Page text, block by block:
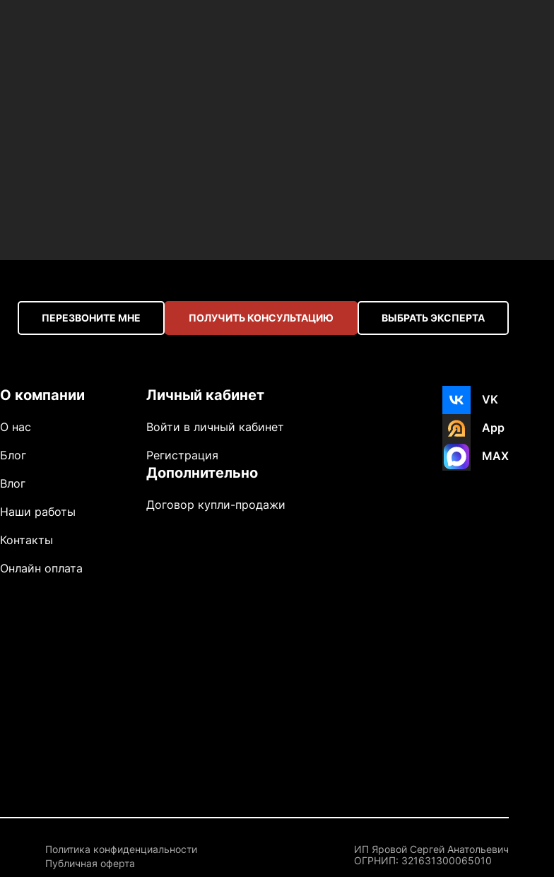
ПЕРЕЗВОНИТЕ МНЕ ПОЛУЧИТЬ КОНСУЛЬТАЦИЮ ВЫБРАТЬ ЭКСПЕРТА
О компании
О нас
Блог
Влог
Наши работы
Контакты
Онлайн оплата
Личный кабинет
Войти в личный кабинет
Регистрация
Дополнительно
Договор купли-продажи
VK
App
MAX
Политика конфиденциальности
Публичная оферта
ИП Яровой Сергей Анатольевич
OГРНИП: 321631300065010